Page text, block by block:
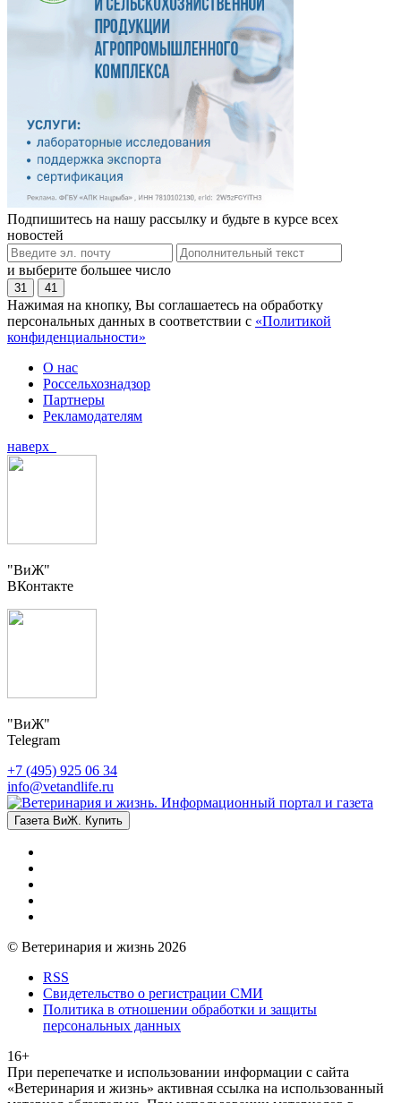
Подпишитесь на нашу рассылку и будьте в курсе всех
новостей
и выберите большее число
31 41
Нажимая на кнопку, Вы соглашаетесь на обработку
персональных данных в соответствии с «Политикой
конфиденциальности»
О нас
Россельхознадзор
Партнеры
Рекламодателям
наверх
"ВиЖ"
ВКонтакте
"ВиЖ"
Telegram
+7 (495) 925 06 34
info@vetandlife.ru
Газета ВиЖ. Купить
© Ветеринария и жизнь 2026
RSS
Свидетельство о регистрации СМИ
Политика в отношении обработки и защиты
персональных данных
16+
При перепечатке и использовании информации с сайта
«Ветеринария и жизнь» активная ссылка на использованный